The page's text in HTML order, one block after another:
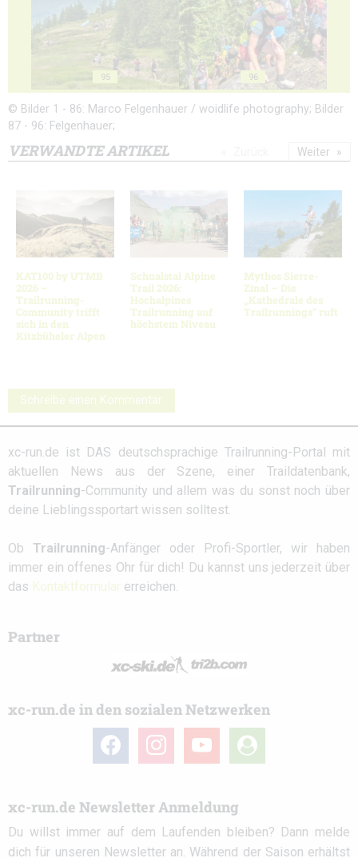
95 96
© Bilder 1 - 86: Marco Felgenhauer / woidlife photography; Bilder
87 - 96: Felgenhauer;
VERWANDTE ARTIKEL
KAT100 by UTMB
2026 –
Trailrunning-
Community trifft
sich in den
Kitzbüheler Alpen
Schnalstal Alpine
Trail 2026:
Hochalpines
Trailrunning auf
höchstem Niveau
Mythos Sierre-
Zinal – Die
„Kathedrale des
Trailrunnings“ ruft
Weiter
Schreibe einen Kommentar
xc-run.de ist DAS deutschsprachige Trailrunning-Portal mit
aktuellen News aus der Szene, einer Traildatenbank,
Trailrunning-Community und allem was du sonst noch über
deine Lieblingssportart wissen solltest.
Ob Trailrunning-Anfänger oder Profi-Sportler, wir haben
immer ein offenes Ohr für dich! Du kannst uns jederzeit über
das Kontaktformular erreichen.
Partner
xc-run.de in den sozialen Netzwerken
facebook instagramyoutube
user-
circle
xc-run.de Newsletter Anmeldung
Du willst immer auf dem Laufenden bleiben? Dann melde
dich für unseren Newsletter an. Während der Saison erhältst